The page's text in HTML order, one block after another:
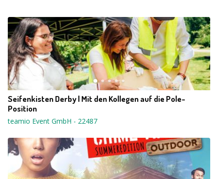
Seifenkisten Derby | Mit den Kollegen auf die Pole-
Position
teamio Event GmbH - 22487